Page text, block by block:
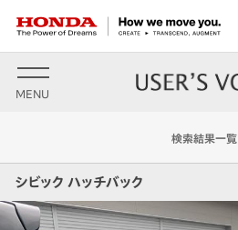
MENU
検索結果一覧
シビック ハッチバック